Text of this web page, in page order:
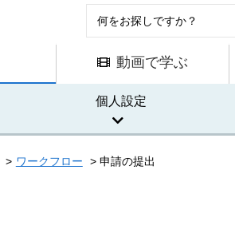
動画で学ぶ
個人設定
ワークフロー 申請の提出